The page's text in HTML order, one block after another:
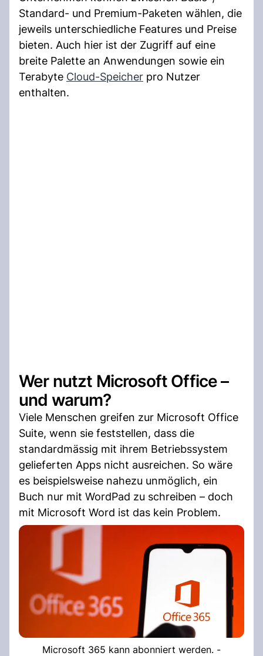
Standard- und Premium-Paketen wählen, die
jeweils unterschiedliche Features und Preise
bieten. Auch hier ist der Zugriff auf eine
breite Palette an Anwendungen sowie ein
Terabyte Cloud-Speicher pro Nutzer
enthalten.
Wer nutzt Microsoft Office –
und warum?
Viele Menschen greifen zur Microsoft Office
Suite, wenn sie feststellen, dass die
standardmässig mit ihrem Betriebssystem
gelieferten Apps nicht ausreichen. So wäre
es beispielsweise nahezu unmöglich, ein
Buch nur mit WordPad zu schreiben – doch
mit Microsoft Word ist das kein Problem.
Microsoft 365 kann abonniert werden. -